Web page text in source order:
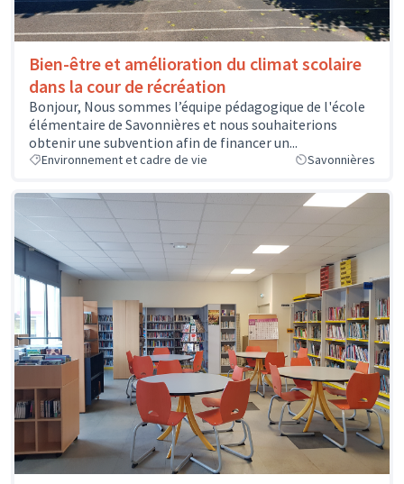
Bien-être et amélioration du climat scolaire
dans la cour de récréation
Bonjour, Nous sommes l’équipe pédagogique de l'école
élémentaire de Savonnières et nous souhaiterions
obtenir une subvention afin de financer un...
Environnement et cadre de vie Savonnières